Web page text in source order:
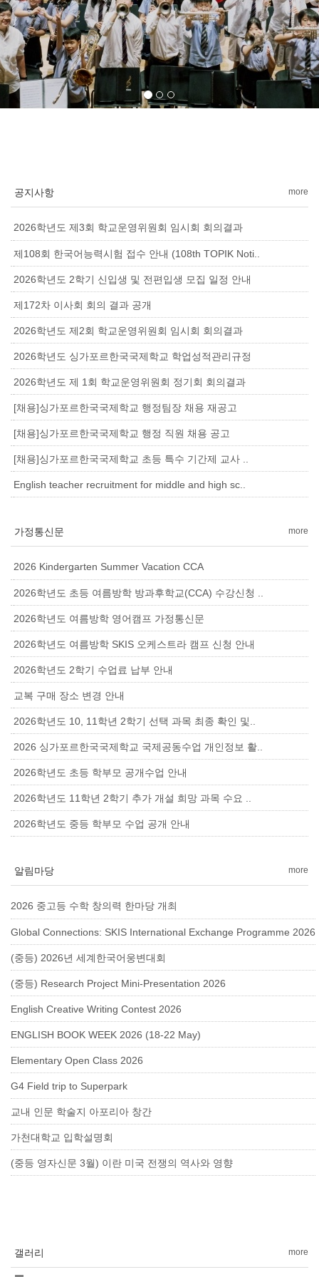
공지사항 more
2026학년도 제3회 학교운영위원회 임시회 회의결과
제108회 한국어능력시험 접수 안내 (108th TOPIK Noti..
2026학년도 2학기 신입생 및 전편입생 모집 일정 안내
제172차 이사회 회의 결과 공개
2026학년도 제2회 학교운영위원회 임시회 회의결과
2026학년도 싱가포르한국국제학교 학업성적관리규정
2026학년도 제 1회 학교운영위원회 정기회 회의결과
[채용]싱가포르한국국제학교 행정팀장 채용 재공고
[채용]싱가포르한국국제학교 행정 직원 채용 공고
[채용]싱가포르한국국제학교 초등 특수 기간제 교사 ..
English teacher recruitment for middle and high sc..
가정통신문 more
2026 Kindergarten Summer Vacation CCA
2026학년도 초등 여름방학 방과후학교(CCA) 수강신청 ..
2026학년도 여름방학 영어캠프 가정통신문
2026학년도 여름방학 SKIS 오케스트라 캠프 신청 안내
2026학년도 2학기 수업료 납부 안내
교복 구매 장소 변경 안내
2026학년도 10, 11학년 2학기 선택 과목 최종 확인 및..
2026 싱가포르한국국제학교 국제공동수업 개인정보 활..
2026학년도 초등 학부모 공개수업 안내
2026학년도 11학년 2학기 추가 개설 희망 과목 수요 ..
2026학년도 중등 학부모 수업 공개 안내
알림마당 more
2026 중고등 수학 창의력 한마당 개최
Global Connections: SKIS International Exchange Programme 2026
(중등) 2026년 세계한국어웅변대회
(중등) Research Project Mini-Presentation 2026
English Creative Writing Contest 2026
ENGLISH BOOK WEEK 2026 (18-22 May)
Elementary Open Class 2026
G4 Field trip to Superpark
교내 인문 학술지 아포리아 창간
가천대학교 입학설명회
(중등 영자신문 3월) 이란 미국 전쟁의 역사와 영향
갤러리 more